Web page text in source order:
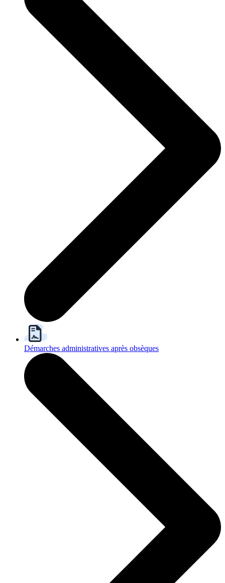
Démarches administratives après obsèques